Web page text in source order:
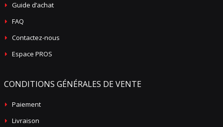
Guide d’achat
FAQ
Contactez-nous
Espace PROS
CONDITIONS GÉNÉRALES DE VENTE
Paiement
Livraison